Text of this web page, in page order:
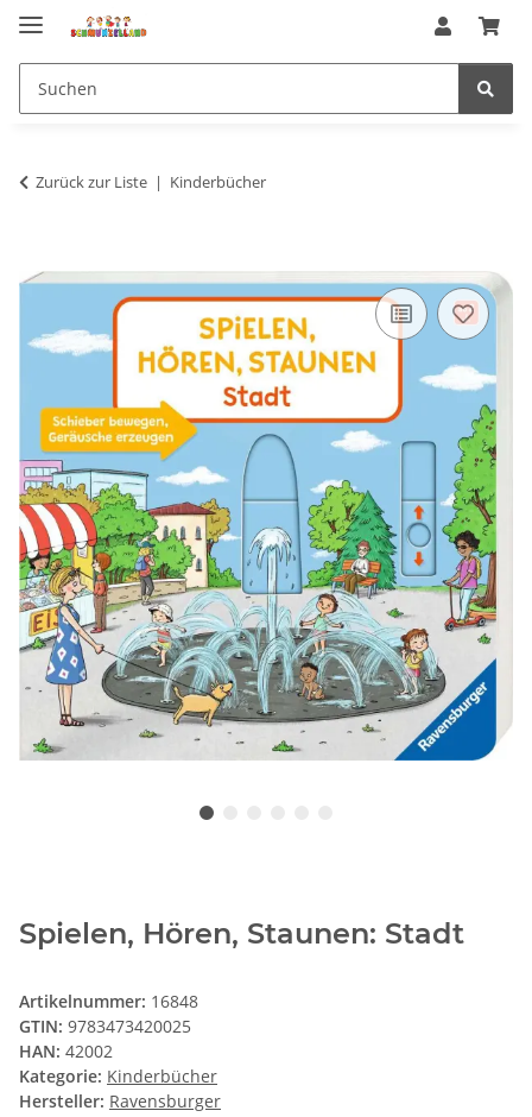
Zurück zur Liste Kinderbücher
Spielen, Hören, Staunen: Stadt
Artikelnummer: 16848
GTIN: 9783473420025
HAN: 42002
Kategorie: Kinderbücher
Hersteller: Ravensburger